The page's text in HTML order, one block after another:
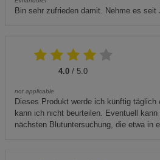
Bin sehr zufrieden damit. Nehme es seit
4.0 / 5.0
not applicable
Dieses Produkt werde ich künftig
kann ich nicht beurteilen. Eventuell
nächsten Blutuntersuchung, die etwa in